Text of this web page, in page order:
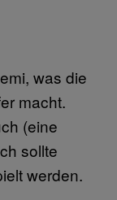
was die
macht.
(eine
sollte
werden.